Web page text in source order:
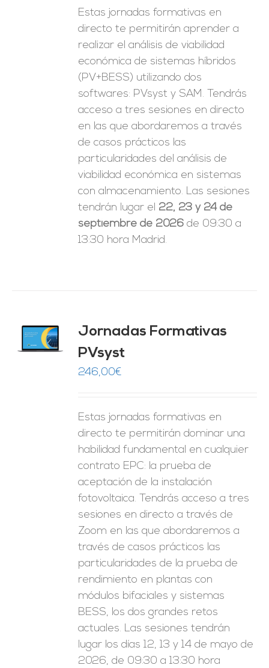
Estas jornadas formativas en
directo te permitirán aprender a
realizar el análisis de viabilidad
económica de sistemas híbridos
(PV+BESS) utilizando dos
softwares: PVsyst y SAM. Tendrás
acceso a tres sesiones en directo
en las que abordaremos a través
de casos prácticos las
particularidades del análisis de
viabilidad económica en sistemas
con almacenamiento. Las sesiones
tendrán lugar el 22, 23 y 24 de
septiembre de 2026 de 09:30 a
13:30 hora Madrid.
Jornadas Formativas
PVsyst
246,00€
Estas jornadas formativas en
directo te permitirán dominar una
habilidad fundamental en cualquier
contrato EPC: la prueba de
aceptación de la instalación
fotovoltaica. Tendrás acceso a tres
sesiones en directo a través de
Zoom en las que abordaremos a
través de casos prácticos las
particularidades de la prueba de
rendimiento en plantas con
módulos bifaciales y sistemas
BESS, los dos grandes retos
actuales. Las sesiones tendrán
lugar los días 12, 13 y 14 de mayo de
2026, de 09:30 a 13:30 hora